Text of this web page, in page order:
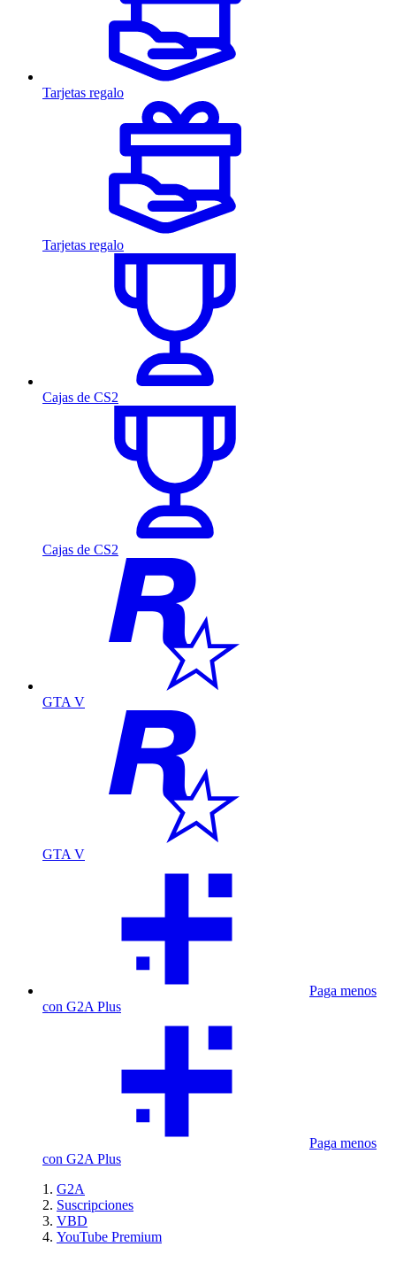
Tarjetas regalo
Tarjetas regalo
Cajas de CS2
Cajas de CS2
GTA V
GTA V
Paga menos
con G2A Plus
Paga menos
con G2A Plus
G2A
Suscripciones
VBD
YouTube Premium